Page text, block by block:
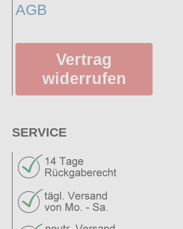
AGB
Vertrag
widerrufen
SERVICE